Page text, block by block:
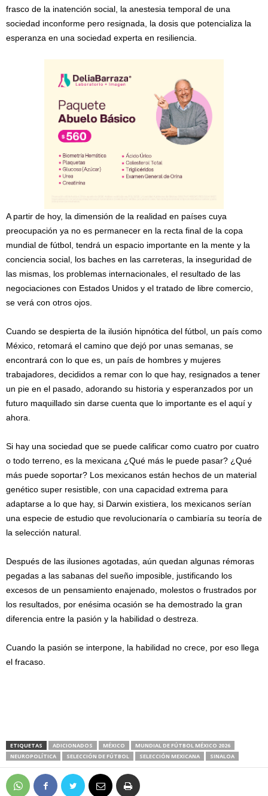
frasco de la inatención social, la anestesia temporal de una
sociedad inconforme pero resignada, la dosis que potencializa la
esperanza en una sociedad experta en resiliencia.
A partir de hoy, la dimensión de la realidad en países cuya
preocupación ya no es permanecer en la recta final de la copa
mundial de fútbol, tendrá un espacio importante en la mente y la
conciencia social, los baches en las carreteras, la inseguridad de
las mismas, los problemas internacionales, el resultado de las
negociaciones con Estados Unidos y el tratado de libre comercio,
se verá con otros ojos.
Cuando se despierta de la ilusión hipnótica del fútbol, un país como
México, retomará el camino que dejó por unas semanas, se
encontrará con lo que es, un país de hombres y mujeres
trabajadores, decididos a remar con lo que hay, resignados a tener
un pie en el pasado, adorando su historia y esperanzados por un
futuro maquillado sin darse cuenta que lo importante es el aquí y
ahora.
Si hay una sociedad que se puede calificar como cuatro por cuatro
o todo terreno, es la mexicana ¿Qué más le puede pasar? ¿Qué
más puede soportar? Los mexicanos están hechos de un material
genético super resistible, con una capacidad extrema para
adaptarse a lo que hay, si Darwin existiera, los mexicanos serían
una especie de estudio que revolucionaría o cambiaría su teoría de
la selección natural.
Después de las ilusiones agotadas, aún quedan algunas rémoras
pegadas a las sabanas del sueño imposible, justificando los
excesos de un pensamiento enajenado, molestos o frustrados por
los resultados, por enésima ocasión se ha demostrado la gran
diferencia entre la pasión y la habilidad o destreza.
Cuando la pasión se interpone, la habilidad no crece, por eso llega
el fracaso.
ETIQUETAS ADICIONADOS MÉXICO
MUNDIAL DE FÚTBOL MÉXICO 2026
NEUROPOLÍTICA
SELECCIÓN DE FÚTBOL SELECCIÓN MEXICANA SINALOA